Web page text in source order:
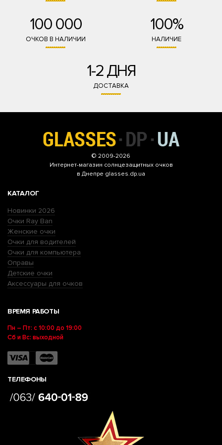
100 000
ОЧКОВ В НАЛИЧИИ
100%
НАЛИЧИЕ
1-2 ДНЯ
ДОСТАВКА
© 2009-2026
Интернет-магазин солнцезащитных очков
в Днепре glasses.dp.ua
КАТАЛОГ
Новинки 2026
Очки Ray Ban
Женские очки
Очки для водителей
Очки для компьютера
Оправы
Детские очки
Аксессуары для очков
ВРЕМЯ РАБОТЫ
Пн – Пт: с 10:00 до 19:00
Сб и Вс: выходной
ТЕЛЕФОНЫ